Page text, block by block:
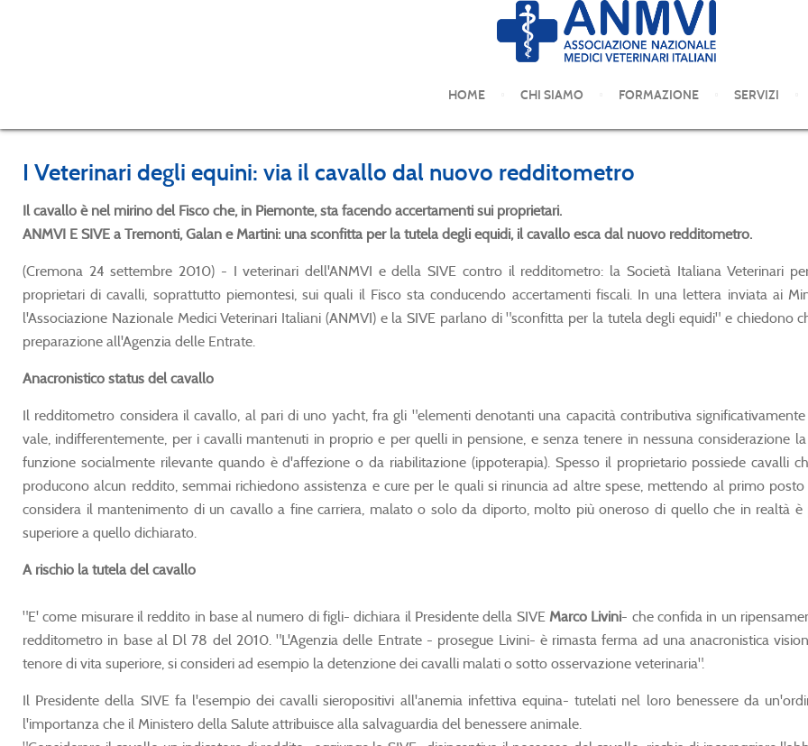
HOME CHI SIAMO FORMAZIONE SERVIZI
COMUNICATI STAMPA
I Veterinari degli equini: via il cavallo dal nuovo redditometro
Il cavallo è nel mirino del Fisco che, in Piemonte, sta facendo accertamenti sui proprietari.
ANMVI E SIVE a Tremonti, Galan e Martini: una sconfitta per la tutela degli equidi, il cavallo esca dal nuovo redditometro.
(Cremona 24 settembre 2010) - I veterinari dell'ANMVI e della SIVE contro il redditometro: la Società Italiana Veterinari
proprietari di cavalli, soprattutto piemontesi, sui quali il Fisco sta conducendo accertamenti fiscali. In una lettera inviata ai
l'Associazione Nazionale Medici Veterinari Italiani (ANMVI) e la SIVE parlano di "sconfitta per la tutela degli equidi" e
preparazione all'Agenzia delle Entrate.
Anacronistico status del cavallo
Il redditometro considera il cavallo, al pari di uno yacht, fra gli "elementi denotanti una capacità contributiva
vale, indifferentemente, per i cavalli mantenuti in proprio e per quelli in pensione, e senza tenere in nessuna considerazione
funzione socialmente rilevante quando è d'affezione o da riabilitazione (ippoterapia). Spesso il proprietario possiede cavalli
producono alcun reddito, semmai richiedono assistenza e cure per le quali si rinuncia ad altre spese, mettendo al primo
considera il mantenimento di un cavallo a fine carriera, malato o solo da diporto, molto più oneroso di quello che in realtà
superiore a quello dichiarato.
A rischio la tutela del cavallo
"E' come misurare il reddito in base al numero di figli- dichiara il Presidente della SIVE Marco Livini- che confida in un
redditometro in base al Dl 78 del 2010. "L'Agenzia delle Entrate - prosegue Livini- è rimasta ferma ad una anacronistica
tenore di vita superiore, si consideri ad esempio la detenzione dei cavalli malati o sotto osservazione veterinaria".
Il Presidente della SIVE fa l'esempio dei cavalli sieropositivi all'anemia infettiva equina- tutelati nel loro benessere da
l'importanza che il Ministero della Salute attribuisce alla salvaguardia del benessere animale.